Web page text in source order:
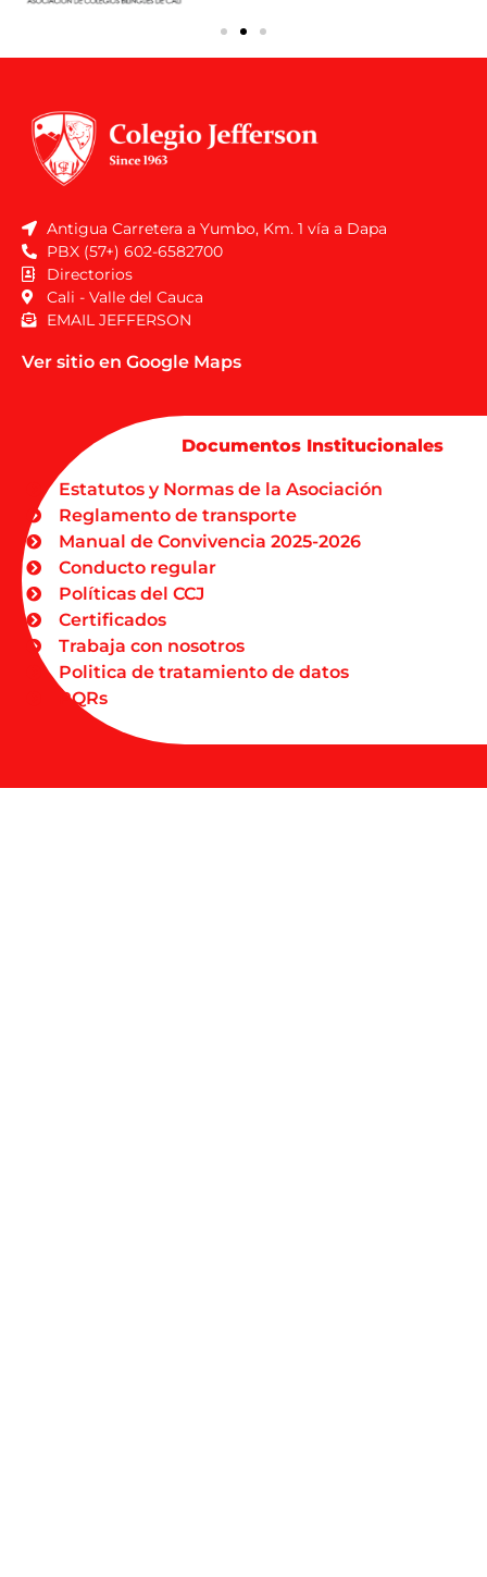
Antigua Carretera a Yumbo, Km. 1 vía a Dapa
PBX (57+) 602-6582700
Directorios
Cali - Valle del Cauca
EMAIL JEFFERSON
Ver sitio en Google Maps
Documentos Institucionales
Estatutos y Normas de la Asociación
Reglamento de transporte
Manual de Convivencia 2025-2026
Conducto regular
Políticas del CCJ
Certificados
Trabaja con nosotros
Politica de tratamiento de datos
PQRs